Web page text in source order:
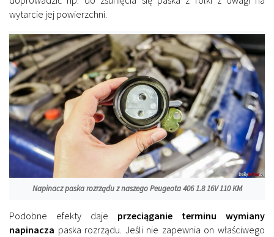
wytarcie jej powierzchni.
Napinacz paska rozrządu z naszego Peugeota 406 1.8 16V 110 KM
Podobne efekty daje przeciąganie terminu wymiany
napinacza paska rozrządu. Jeśli nie zapewnia on właściwego